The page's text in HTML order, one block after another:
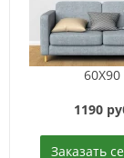
60X90
1190
Заказать